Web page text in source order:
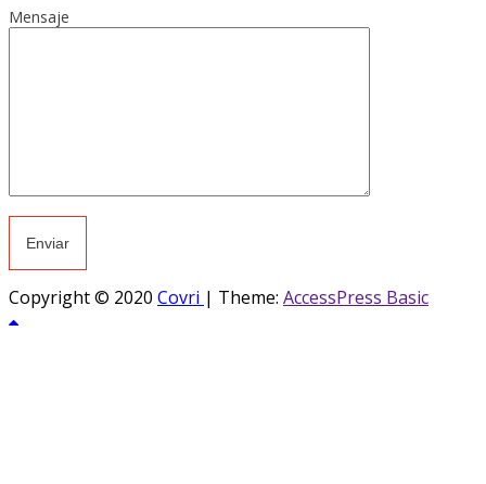
Mensaje
Copyright © 2020 Covri | Theme: AccessPress Basic